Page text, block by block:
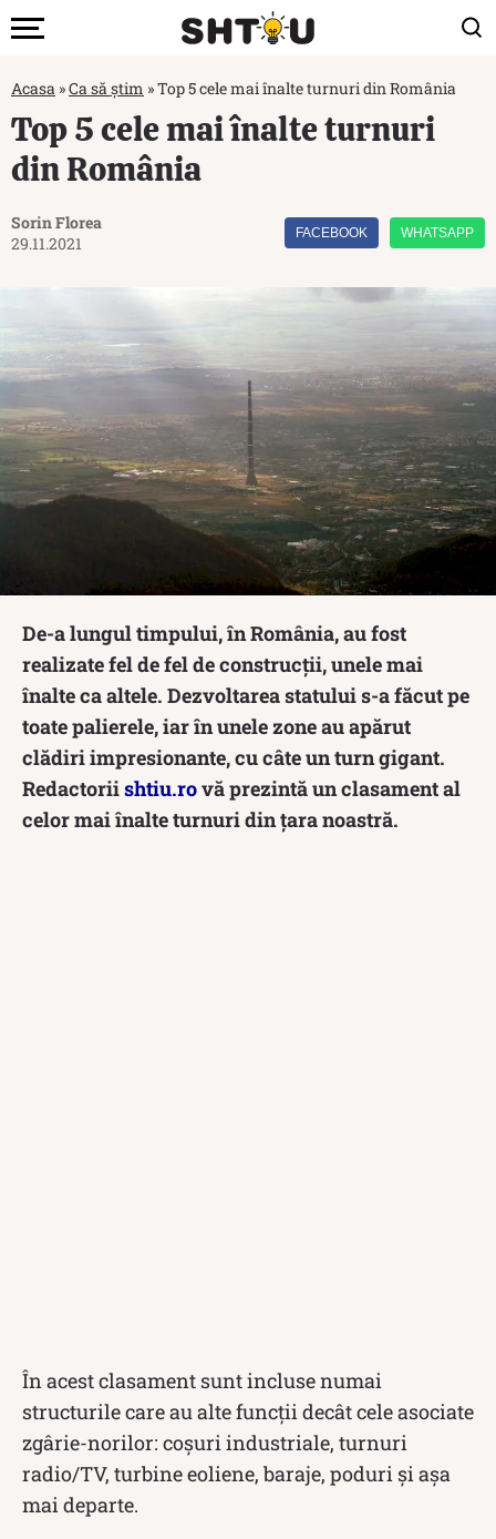
Acasa »Ca să știm »Top 5 cele mai înalte turnuri din România
Top 5 cele mai înalte turnuri
din România
Sorin Florea
29.11.2021
FACEBOOK WHATSAPP
De-a lungul timpului, în România, au fost
realizate fel de fel de construcții, unele mai
înalte ca altele. Dezvoltarea statului s-a făcut pe
toate palierele, iar în unele zone au apărut
clădiri impresionante, cu câte un turn gigant.
Redactoriishtiu.rovă prezintă un clasament al
celor mai înalte turnuri din țara noastră.
În acest clasament sunt incluse numai
structurile care au alte funcții decât cele asociate
zgârie-norilor: coșuri industriale, turnuri
radio/TV, turbine eoliene, baraje, poduri și așa
mai departe.